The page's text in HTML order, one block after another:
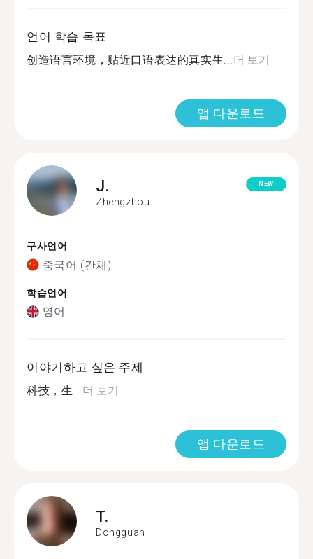
언어 학습 목표
创造语言环境，贴近口语表达的真实生...더 보기
앱 다운로드
J.
Zhengzhou
NEW
구사언어
중국어 (간체)
학습언어
영어
이야기하고 싶은 주제
科技，生...더 보기
앱 다운로드
T.
Dongguan